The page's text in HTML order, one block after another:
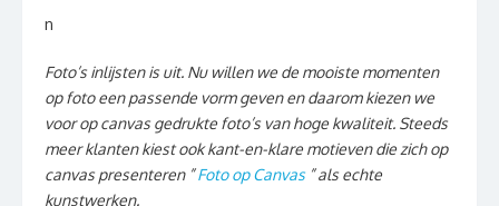
n
Foto’s inlijsten is uit. Nu willen we de mooiste momenten
op foto een passende vorm geven en daarom kiezen we
voor op canvas gedrukte foto’s van hoge kwaliteit. Steeds
meer klanten kiest ook kant-en-klare motieven die zich op
canvas presenteren ”Foto op Canvas” als echte
kunstwerken.